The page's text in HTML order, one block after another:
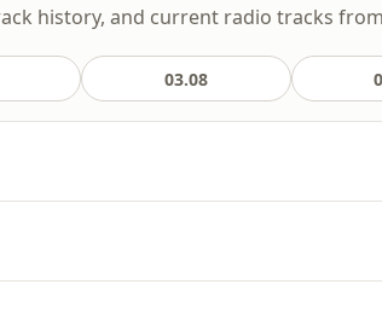
history, and current radio tracks
03.08